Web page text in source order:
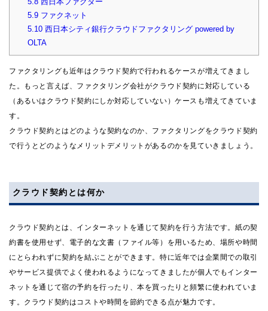
5.9ファクネット
5.10西日本シティ銀行クラウドファクタリング powered by
OLTA
ファクタリングも近年はクラウド契約で行われるケースが増えてきまし
た。もっと言えば、ファクタリング会社がクラウド契約に対応している
（あるいはクラウド契約にしか対応していない）ケースも増えてきていま
す。
クラウド契約とはどのような契約なのか、ファクタリングをクラウド契約
で行うとどのようなメリットデメリットがあるのかを見ていきましょう。
クラウド契約とは何か
クラウド契約とは、インターネットを通じて契約を行う方法です。紙の契
約書を使用せず、電子的な文書（ファイル等）を用いるため、場所や時間
にとらわれずに契約を結ぶことができます。特に近年では企業間での取引
やサービス提供でよく使われるようになってきましたが個人でもインター
ネットを通じて宿の予約を行ったり、本を買ったりと頻繁に使われていま
す。クラウド契約はコストや時間を節約できる点が魅力です。